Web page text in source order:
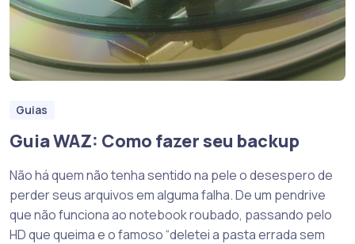
Guias
Guia WAZ: Como fazer seu backup
Não há quem não tenha sentido na pele o desespero de
perder seus arquivos em alguma falha. De um pendrive
que não funciona ao notebook roubado, passando pelo
HD que queima e o famoso “deletei a pasta errada sem